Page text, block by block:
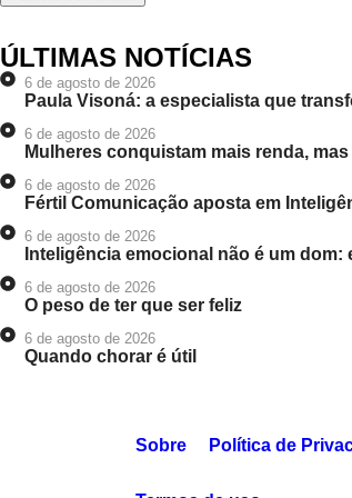
ÚLTIMAS NOTÍCIAS
6 de agosto de 2026
Paula Visoná: a especialista que
6 de agosto de 2026
Mulheres conquistam mais renda,
6 de agosto de 2026
Fértil Comunicação aposta em
6 de agosto de 2026
Inteligência emocional não é um
6 de agosto de 2026
O peso de ter que ser feliz
6 de agosto de 2026
Quando chorar é útil
Sobre Política de